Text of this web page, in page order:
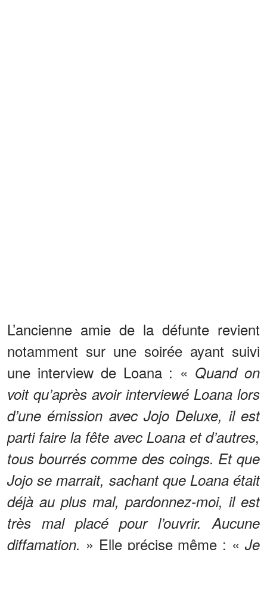
L’ancienne amie de la défunte revient
notamment sur une soirée ayant suivi
une interview de Loana : « Quand on
voit qu’après avoir interviewé Loana lors
d’une émission avec Jojo Deluxe, il est
parti faire la fête avec Loana et d’autres,
tous bourrés comme des coings. Et que
Jojo se marrait, sachant que Loana était
déjà au plus mal, pardonnez-moi, il est
très mal placé pour l’ouvrir. Aucune
diffamation. » Elle précise même : « Je